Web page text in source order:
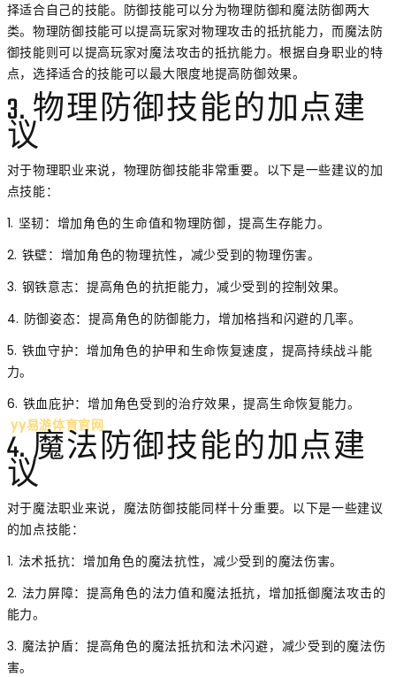
择适合自己的技能。防御技能可以分为物理防御和魔法防御两大
类。物理防御技能可以提高玩家对物理攻击的抵抗能力，而魔法防
御技能则可以提高玩家对魔法攻击的抵抗能力。根据自身职业的特
点，选择适合的技能可以最大限度地提高防御效果。
3. 物理防御技能的加点建
议
对于物理职业来说，物理防御技能非常重要。以下是一些建议的加
点技能：
1. 坚韧：增加角色的生命值和物理防御，提高生存能力。
2. 铁壁：增加角色的物理抗性，减少受到的物理伤害。
3. 钢铁意志：提高角色的抗拒能力，减少受到的控制效果。
4. 防御姿态：提高角色的防御能力，增加格挡和闪避的几率。
5. 铁血守护：增加角色的护甲和生命恢复速度，提高持续战斗能
力。
6. 铁血庇护：增加角色受到的治疗效果，提高生命恢复能力。
yy易游体育官网
4. 魔法防御技能的加点建
议
对于魔法职业来说，魔法防御技能同样十分重要。以下是一些建议
的加点技能：
1. 法术抵抗：增加角色的魔法抗性，减少受到的魔法伤害。
2. 法力屏障：提高角色的法力值和魔法抵抗，增加抵御魔法攻击的
能力。
3. 魔法护盾：提高角色的魔法抵抗和法术闪避，减少受到的魔法伤
害。